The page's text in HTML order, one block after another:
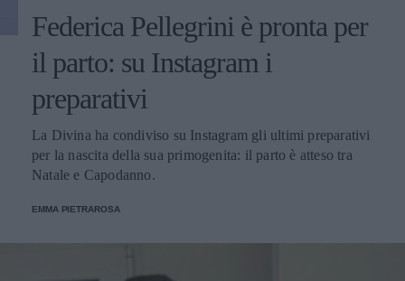
Federica Pellegrini è pronta per
il parto: su Instagram i
preparativi
La Divina ha condiviso su Instagram gli ultimi preparativi
per la nascita della sua primogenita: il parto è atteso tra
Natale e Capodanno.
EMMA PIETRAROSA